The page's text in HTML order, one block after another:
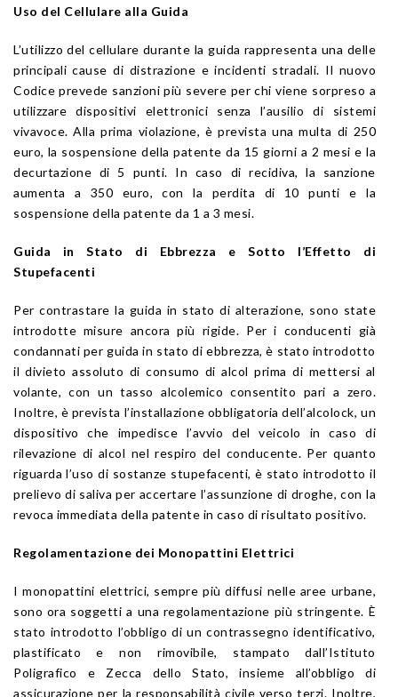
Uso del Cellulare alla Guida
L’utilizzo del cellulare durante la guida rappresenta una delle
principali cause di distrazione e incidenti stradali. Il nuovo
Codice prevede sanzioni più severe per chi viene sorpreso a
utilizzare dispositivi elettronici senza l’ausilio di sistemi
vivavoce. Alla prima violazione, è prevista una multa di 250
euro, la sospensione della patente da 15 giorni a 2 mesi e la
decurtazione di 5 punti. In caso di recidiva, la sanzione
aumenta a 350 euro, con la perdita di 10 punti e la
sospensione della patente da 1 a 3 mesi.
Guida in Stato di Ebbrezza e Sotto l’Effetto di
Stupefacenti
Per contrastare la guida in stato di alterazione, sono state
introdotte misure ancora più rigide. Per i conducenti già
condannati per guida in stato di ebbrezza, è stato introdotto
il divieto assoluto di consumo di alcol prima di mettersi al
volante, con un tasso alcolemico consentito pari a zero.
Inoltre, è prevista l’installazione obbligatoria dell’alcolock, un
dispositivo che impedisce l’avvio del veicolo in caso di
rilevazione di alcol nel respiro del conducente. Per quanto
riguarda l’uso di sostanze stupefacenti, è stato introdotto il
prelievo di saliva per accertare l’assunzione di droghe, con la
revoca immediata della patente in caso di risultato positivo.
Regolamentazione dei Monopattini Elettrici
I monopattini elettrici, sempre più diffusi nelle aree urbane,
sono ora soggetti a una regolamentazione più stringente. È
stato introdotto l’obbligo di un contrassegno identificativo,
plastificato e non rimovibile, stampato dall’Istituto
Poligrafico e Zecca dello Stato, insieme all’obbligo di
assicurazione per la responsabilità civile verso terzi. Inoltre,